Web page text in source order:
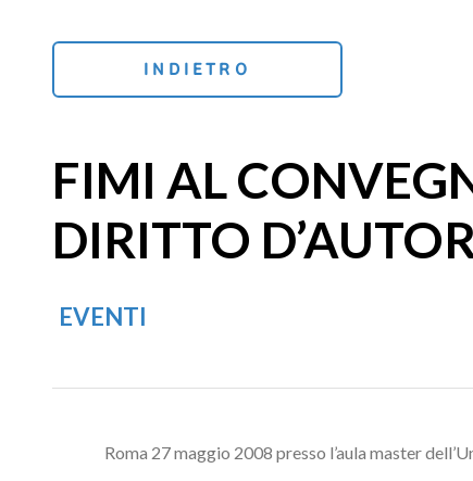
INDIETRO
FIMI AL
DIRITTO
EVENTI
Roma 27 maggio 2008 presso l’aula master